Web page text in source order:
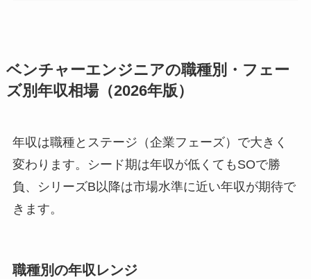
ベンチャーエンジニアの職種別・フェー
ズ別年収相場（2026年版）
年収は職種とステージ（企業フェーズ）で大きく
変わります。シード期は年収が低くてもSOで勝
負、シリーズB以降は市場水準に近い年収が期待で
きます。
職種別の年収レンジ